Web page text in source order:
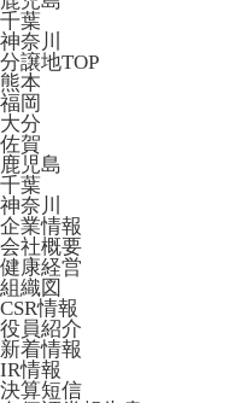
千葉
神奈川
分譲地TOP
熊本
福岡
大分
佐賀
鹿児島
千葉
神奈川
企業情報
会社概要
健康経営
組織図
CSR情報
役員紹介
新着情報
IR情報
決算短信